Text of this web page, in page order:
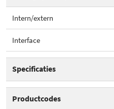
Intern/extern
Interface
Specificaties
Productcodes